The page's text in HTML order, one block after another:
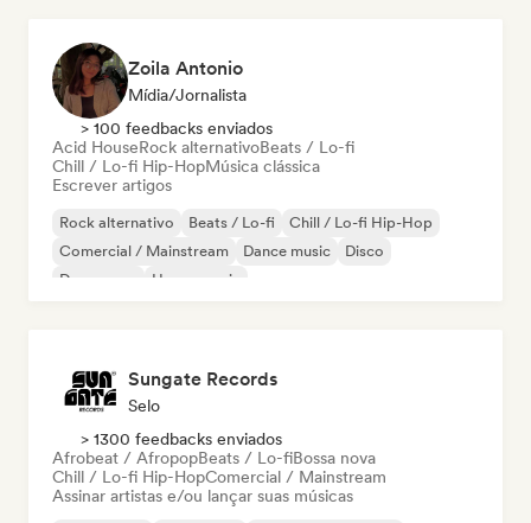
Zoila Antonio
Mídia/Jornalista
> 100 feedbacks enviados
Acid HouseRock alternativoBeats / Lo-fi
Chill / Lo-fi Hip-HopMúsica clássica
Escrever artigos
Rock alternativo Beats / Lo-fi
Chill / Lo-fi Hip-Hop
Comercial / Mainstream
Dance music
Disco
Dream pop
House music
Sungate Records
Selo
> 1300 feedbacks enviados
Afrobeat / AfropopBeats / Lo-fiBossa nova
Chill / Lo-fi Hip-HopComercial / Mainstream
Assinar artistas e/ou lançar suas músicas